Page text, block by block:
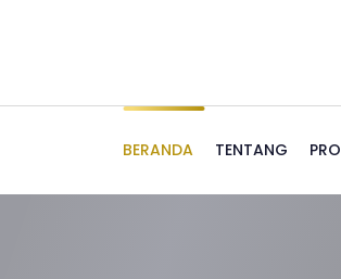
BERANDA TENTANG